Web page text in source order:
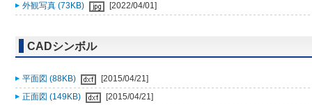
外観写真 (73KB) [2022/04/01]
CADシンボル
平面図 (88KB)
[2015/04/21]
正面図 (149KB)
[2015/04/21]